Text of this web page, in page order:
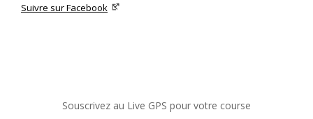
Suivre sur Facebook
Souscrivez au Live GPS pour votre course